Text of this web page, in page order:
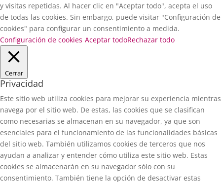
y visitas repetidas. Al hacer clic en "Aceptar todo", acepta el uso
de todas las cookies. Sin embargo, puede visitar "Configuración de
cookies" para configurar un consentimiento a medida.
Configuración de cookies Aceptar todoRechazar todo
Cerrar
Privacidad
Este sitio web utiliza cookies para mejorar su experiencia mientras
navega por el sitio web. De estas, las cookies que se clasifican
como necesarias se almacenan en su navegador, ya que son
esenciales para el funcionamiento de las funcionalidades básicas
del sitio web. También utilizamos cookies de terceros que nos
ayudan a analizar y entender cómo utiliza este sitio web. Estas
cookies se almacenarán en su navegador sólo con su
consentimiento. También tiene la opción de desactivar estas